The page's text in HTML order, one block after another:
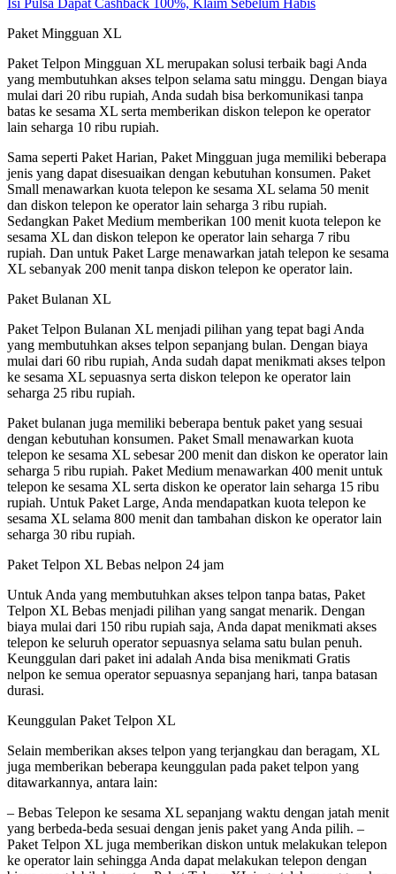
Paket Mingguan XL
Paket Telpon Mingguan XL merupakan solusi terbaik bagi Anda
yang membutuhkan akses telpon selama satu minggu. Dengan biaya
mulai dari 20 ribu rupiah, Anda sudah bisa berkomunikasi tanpa
batas ke sesama XL serta memberikan diskon telepon ke operator
lain seharga 10 ribu rupiah.
Sama seperti Paket Harian, Paket Mingguan juga memiliki beberapa
jenis yang dapat disesuaikan dengan kebutuhan konsumen. Paket
Small menawarkan kuota telepon ke sesama XL selama 50 menit
dan diskon telepon ke operator lain seharga 3 ribu rupiah.
Sedangkan Paket Medium memberikan 100 menit kuota telepon ke
sesama XL dan diskon telepon ke operator lain seharga 7 ribu
rupiah. Dan untuk Paket Large menawarkan jatah telepon ke sesama
XL sebanyak 200 menit tanpa diskon telepon ke operator lain.
Paket Bulanan XL
Paket Telpon Bulanan XL menjadi pilihan yang tepat bagi Anda
yang membutuhkan akses telpon sepanjang bulan. Dengan biaya
mulai dari 60 ribu rupiah, Anda sudah dapat menikmati akses telpon
ke sesama XL sepuasnya serta diskon telepon ke operator lain
seharga 25 ribu rupiah.
Paket bulanan juga memiliki beberapa bentuk paket yang sesuai
dengan kebutuhan konsumen. Paket Small menawarkan kuota
telepon ke sesama XL sebesar 200 menit dan diskon ke operator lain
seharga 5 ribu rupiah. Paket Medium menawarkan 400 menit untuk
telepon ke sesama XL serta diskon ke operator lain seharga 15 ribu
rupiah. Untuk Paket Large, Anda mendapatkan kuota telepon ke
sesama XL selama 800 menit dan tambahan diskon ke operator lain
seharga 30 ribu rupiah.
Paket Telpon XL Bebas nelpon 24 jam
Untuk Anda yang membutuhkan akses telpon tanpa batas, Paket
Telpon XL Bebas menjadi pilihan yang sangat menarik. Dengan
biaya mulai dari 150 ribu rupiah saja, Anda dapat menikmati akses
telepon ke seluruh operator sepuasnya selama satu bulan penuh.
Keunggulan dari paket ini adalah Anda bisa menikmati Gratis
nelpon ke semua operator sepuasnya sepanjang hari, tanpa batasan
durasi.
Keunggulan Paket Telpon XL
Selain memberikan akses telpon yang terjangkau dan beragam, XL
juga memberikan beberapa keunggulan pada paket telpon yang
ditawarkannya, antara lain:
– Bebas Telepon ke sesama XL sepanjang waktu dengan jatah menit
yang berbeda-beda sesuai dengan jenis paket yang Anda pilih. –
Paket Telpon XL juga memberikan diskon untuk melakukan telepon
ke operator lain sehingga Anda dapat melakukan telepon dengan